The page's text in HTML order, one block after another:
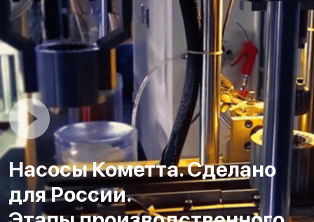
Насосы Кометта. Сделано
для России.